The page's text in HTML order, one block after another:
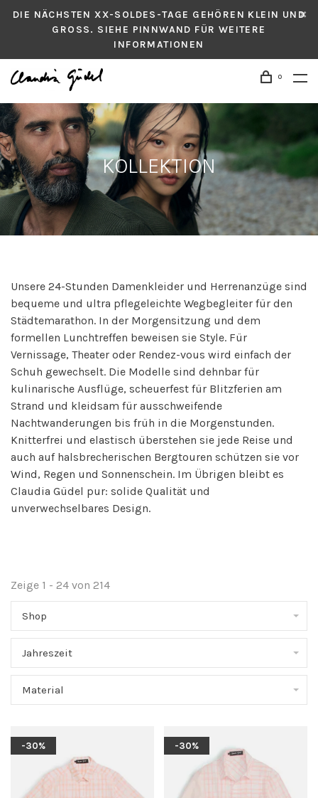
DIE NÄCHSTEN XX-SOLDES-TAGE GEHÖREN KLEIN UND
GROSS. SIEHE PINNWAND FÜR WEITERE
INFORMATIONEN
0
KOLLEKTION
Unsere 24-Stunden Damenkleider und Herrenanzüge sind
bequeme und ultra pflegeleichte Wegbegleiter für den
Städtemarathon. In der Morgensitzung und dem
formellen Lunchtreffen beweisen sie Style. Für
Vernissage, Theater oder Rendez-vous wird einfach der
Schuh gewechselt. Die Modelle sind dehnbar für
kulinarische Ausflüge, scheuerfest für Blitzferien am
Strand und kleidsam für ausschweifende
Nachtwanderungen bis früh in die Morgenstunden.
Knitterfrei und elastisch überstehen sie jede Reise und
auch auf halsbrecherischen Bergtouren schützen sie vor
Wind, Regen und Sonnenschein. Im Übrigen bleibt es
Claudia Güdel pur: solide Qualität und
unverwechselbares Design.
Zeige 1 - 24 von 214
Shop
Jahreszeit
Material
-30% -30%